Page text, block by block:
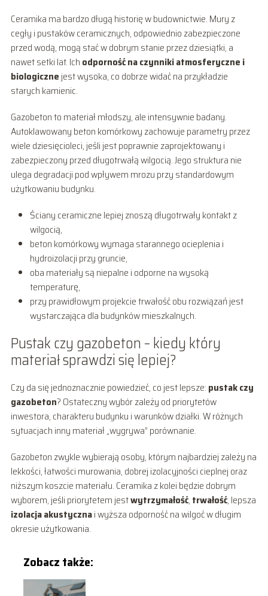
Ceramika ma bardzo długą historię w budownictwie. Mury z
cegły i pustaków ceramicznych, odpowiednio zabezpieczone
przed wodą, mogą stać w dobrym stanie przez dziesiątki, a
nawet setki lat. Ich odporność na czynniki atmosferyczne i
biologiczne jest wysoka, co dobrze widać na przykładzie
starych kamienic.
Gazobeton to materiał młodszy, ale intensywnie badany.
Autoklawowany beton komórkowy zachowuje parametry przez
wiele dziesięcioleci, jeśli jest poprawnie zaprojektowany i
zabezpieczony przed długotrwałą wilgocią. Jego struktura nie
ulega degradacji pod wpływem mrozu przy standardowym
użytkowaniu budynku.
Ściany ceramiczne lepiej znoszą długotrwały kontakt z
wilgocią,
beton komórkowy wymaga starannego ocieplenia i
hydroizolacji przy gruncie,
oba materiały są niepalne i odporne na wysoką
temperaturę,
przy prawidłowym projekcie trwałość obu rozwiązań jest
wystarczająca dla budynków mieszkalnych.
Pustak czy gazobeton – kiedy który
materiał sprawdzi się lepiej?
Czy da się jednoznacznie powiedzieć, co jest lepsze: pustak czy
gazobeton? Ostateczny wybór zależy od priorytetów
inwestora, charakteru budynku i warunków działki. W różnych
sytuacjach inny materiał „wygrywa” porównanie.
Gazobeton zwykle wybierają osoby, którym najbardziej zależy na
lekkości, łatwości murowania, dobrej izolacyjności cieplnej oraz
niższym koszcie materiału. Ceramika z kolei będzie dobrym
wyborem, jeśli priorytetem jestwytrzymałość, trwałość, lepsza
izolacja akustycznai wyższa odporność na wilgoć w długim
okresie użytkowania.
Zobacz także: